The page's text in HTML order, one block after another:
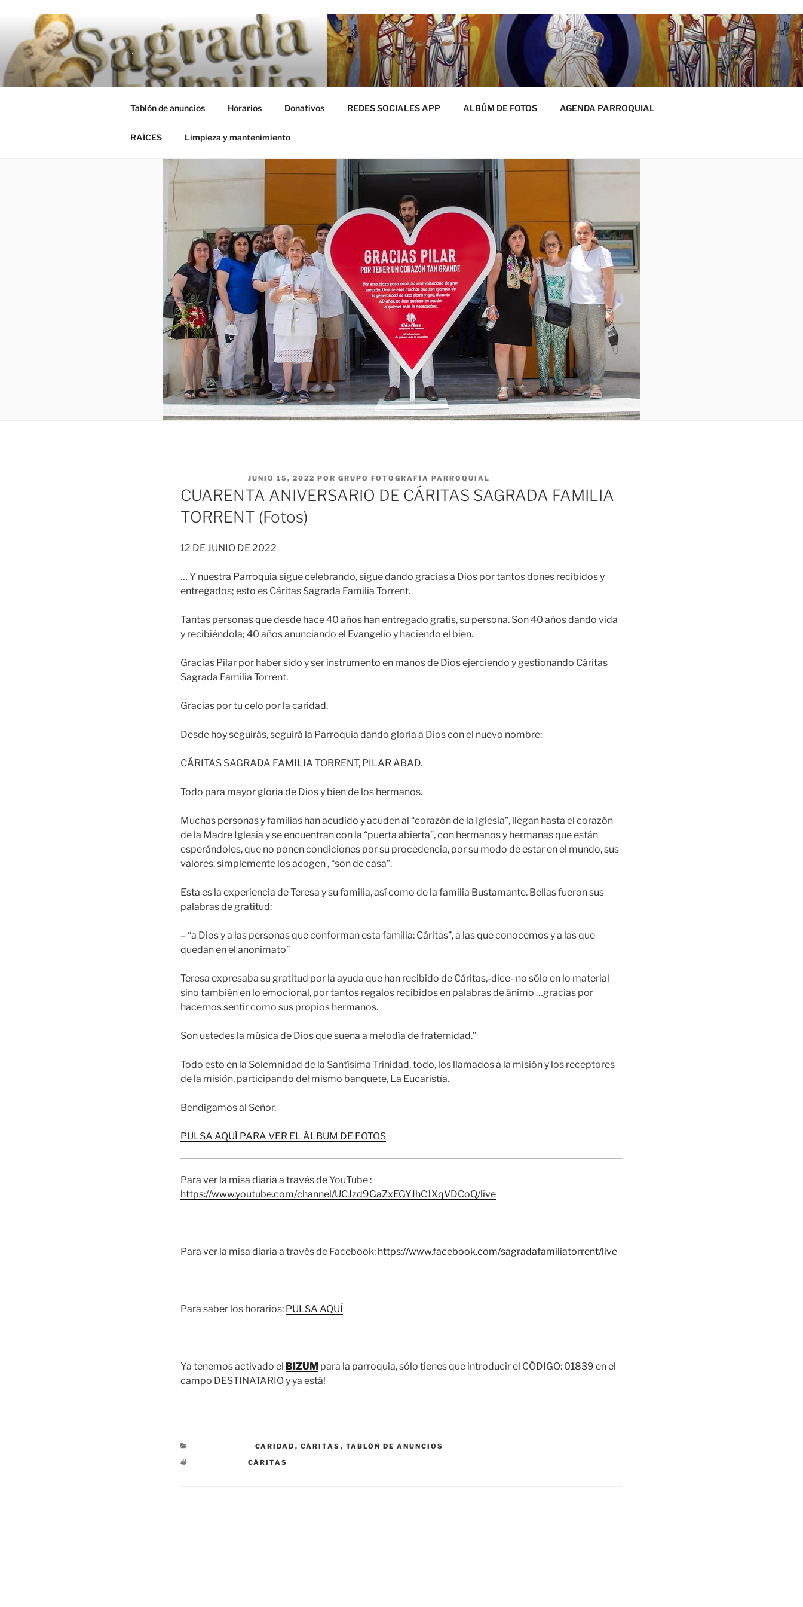
.
Tablón de anuncios Horarios Donativos REDES SOCIALES APP ALBÚM DE FOTOS AGENDA PARROQUIAL
RAÍCES Limpieza y mantenimiento
JUNIO 15, 2022 POR GRUPO FOTOGRAFÍA PARROQUIAL
CUARENTA ANIVERSARIO DE CÁRITAS SAGRADA FAMILIA
TORRENT (Fotos)
12 DE JUNIO DE 2022
… Y nuestra Parroquia sigue celebrando, sigue dando gracias a Dios por tantos dones recibidos y
entregados; esto es Cáritas Sagrada Familia Torrent.
Tantas personas que desde hace 40 años han entregado gratis, su persona. Son 40 años dando vida
y recibiéndola; 40 años anunciando el Evangelio y haciendo el bien.
Gracias Pilar por haber sido y ser instrumento en manos de Dios ejerciendo y gestionando Cáritas
Sagrada Familia Torrent.
Gracias por tu celo por la caridad.
Desde hoy seguirás, seguirá la Parroquia dando gloria a Dios con el nuevo nombre:
CÁRITAS SAGRADA FAMILIA TORRENT, PILAR ABAD.
Todo para mayor gloria de Dios y bien de los hermanos.
Muchas personas y familias han acudido y acuden al “corazón de la Iglesia”, llegan hasta el corazón
de la Madre Iglesia y se encuentran con la “puerta abierta”, con hermanos y hermanas que están
esperándoles, que no ponen condiciones por su procedencia, por su modo de estar en el mundo, sus
valores, simplemente los acogen , “son de casa”.
Esta es la experiencia de Teresa y su familia, así como de la familia Bustamante. Bellas fueron sus
palabras de gratitud:
– “a Dios y a las personas que conforman esta familia: Cáritas”, a las que conocemos y a las que
quedan en el anonimato”
Teresa expresaba su gratitud por la ayuda que han recibido de Cáritas,-dice- no sólo en lo material
sino también en lo emocional, por tantos regalos recibidos en palabras de ánimo …gracias por
hacernos sentir como sus propios hermanos.
Son ustedes la música de Dios que suena a melodía de fraternidad.”
Todo esto en la Solemnidad de la Santísima Trinidad, todo, los llamados a la misión y los receptores
de la misión, participando del mismo banquete, La Eucaristía.
Bendigamos al Señor.
PULSA AQUÍ PARA VER EL ÁLBUM DE FOTOS
Para ver la misa diaria a través de YouTube :
https://www.youtube.com/channel/UCJzd9GaZxEGYJhC1XqVDCoQ/live
Para ver la misa diaria a través de Facebook: https://www.facebook.com/sagradafamiliatorrent/live
Para saber los horarios: PULSA AQUÍ
Ya tenemos activado el BIZUM para la parroquia, sólo tienes que introducir el CÓDIGO: 01839 en el
campo DESTINATARIO y ya está!
CARIDAD , CÁRITAS , TABLÓN DE ANUNCIOS
CÁRITAS